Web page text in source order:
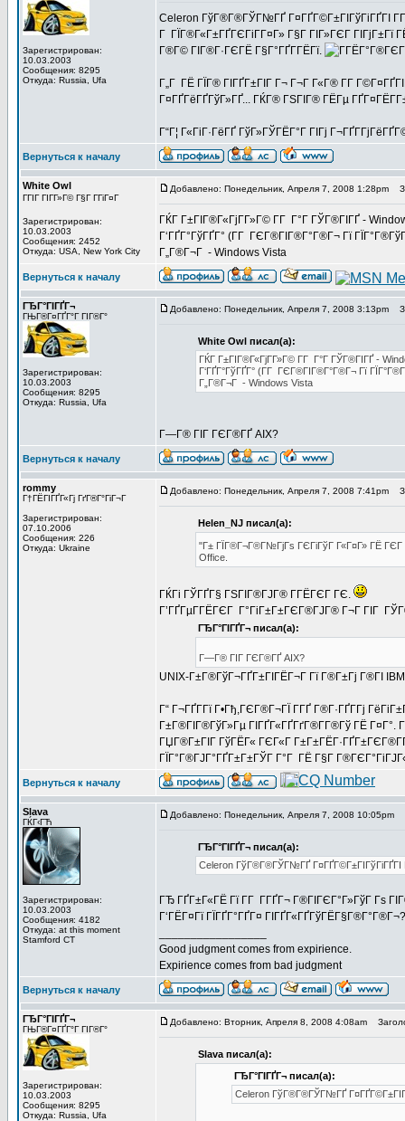
Зарегистрирован:
10.03.2003
Сообщения: 8295
Откуда: Russia, Ufa
Celeron ГўГ®Г®ГЎГ№ГҐ Г¤ГҐГ©Г±ГІГўГіГҐГІ
Г ГЇГ®Г«Г±ГҐГЄГіГ­Г¤Г» Г§Г ГІГ»ГЄГ
Г®Г© ГІГ®Г·ГЄГЁ Г§Г°ГҐГ­ГЁГї.
Г„Г ГЁ ГЇГ® ГІГҐГ±ГІГ Г¬ Г¬Г Г«Г® Г­Г
Г¤ГҐГёГҐГўГ»ГҐ... ГЌГ® ГЅГІГ® ГЁГµ
Г“Г¦ Г«ГіГ·ГёГҐ ГўГ»ГЎГЁГ°Г ГІГј
Вернуться к началу
White Owl
ГГІГ ГІГ­Г»Г© Г§Г Г­ГіГ¤Г
Зарегистрирован:
10.03.2003
Сообщения: 2452
Откуда: USA, New York City
Добавлено: Понедельник, Апреля 7, 2008 1:28pm
ГЌГ Г±ГІГ®Г«ГјГ­Г»Г© Г­Г Г°Г ГЎГ®ГІГҐ -
Г‘ГҐГ°ГўГҐГ° (Г­Г ГЄГ®ГІГ®Г°Г®Г¬ Гї
Г„Г®Г¬Г - Windows Vista
Вернуться к началу
ГЂГ°ГІГҐГ¬
ГЊГ®Г¤ГҐГ°Г ГІГ®Г°
Зарегистрирован:
10.03.2003
Сообщения: 8295
Откуда: Russia, Ufa
Добавлено: Понедельник, Апреля 7, 2008 3:13pm
White Owl писал(а):
ГЌГ Г±ГІГ®Г«ГјГ­Г»Г© Г­Г Г°Г ГЎГ®ГІГҐ -
Г‘ГҐГ°ГўГҐГ° (Г­Г ГЄГ®ГІГ®Г°Г®Г¬ Гї
Г„Г®Г¬Г - Windows Vista
Г—Г® ГІГ ГЄГ®ГҐ AIX?
Вернуться к началу
rommy
Г†ГЁГІГҐГ«Гј ГґГ®Г°ГіГ¬Г
Зарегистрирован:
07.10.2006
Сообщения: 226
Откуда: Ukraine
Добавлено: Понедельник, Апреля 7, 2008 7:41pm
Helen_NJ писал(а):
"Г± ГЇГ®Г¬Г®Г№ГјГѕ ГЄГіГўГ Г«Г¤Г» ГЁ
Office.
ГЌГі ГЎГҐГ§ ГЅГІГ®ГЈГ® Г­ГЁГЄГ ГЄ.
Г’ГҐГµГ­ГЁГЄГ Г°ГіГ±Г±ГЄГ®ГЈГ® Г¬Г ГІГ
ГЂГ°ГІГҐГ¬ писал(а):
Г—Г® ГІГ ГЄГ®ГҐ AIX?
UNIX-Г±Г®ГўГ¬ГҐГ±ГІГЁГ¬Г Гї Г®Г±Гј Г®ГІ
Г“ Г¬ГҐГ­Гї Г•Гђ,ГЄГ®Г¬ГЇ Г­ГҐ Г®Г·ГҐГ­Гј
Г±Г®ГІГ®ГўГ»Гµ ГІГҐГ«ГҐГґГ®Г­Г®Гў ГЁ Г¤Г°.
ГЏГ®Г±ГІГ ГўГЁГ« ГЄГ«Г
ГЇГ°Г®ГЈГ°ГҐГ±Г±ГЎГ Г°Г ГЁ Г§Г
Вернуться к началу
Slava
ГЌГ‹ГЋ
Зарегистрирован:
10.03.2003
Сообщения: 4182
Откуда: at this moment
Stamford CT
Добавлено: Понедельник, Апреля 7, 2008 10:05pm
ГЂГ°ГІГҐГ¬ писал(а):
Celeron ГўГ®Г®ГЎГ№ГҐ Г¤ГҐГ©Г±ГІГўГіГҐГІ
ГЂ ГҐГ±Г«ГЁ Гї Г­Г Г­ГҐГ¬ Г®ГІГЄГ°Г»ГўГ Гѕ
Г‘ГЁГ¤Гї ГЇГҐГ°ГҐГ¤ ГІГҐГ«ГҐГўГЁГ§Г®Г°Г®Г¬?
Good judgment comes from expirience.
Expirience comes from bad judgment
Вернуться к началу
ГЂГ°ГІГҐГ¬
ГЊГ®Г¤ГҐГ°Г ГІГ®Г°
Зарегистрирован:
10.03.2003
Сообщения: 8295
Откуда: Russia, Ufa
Добавлено: Вторник, Апреля 8, 2008 4:08am
Slava писал(а):
ГЂГ°ГІГҐГ¬ писал(а):
Celeron ГўГ®Г®ГЎГ№ГҐ